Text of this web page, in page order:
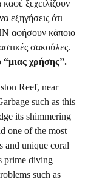
ξεχειλίζουν
εξηγήσεις ότι
αφήσουν κάποιο
σακούλες.
“μιας χρήσης”.